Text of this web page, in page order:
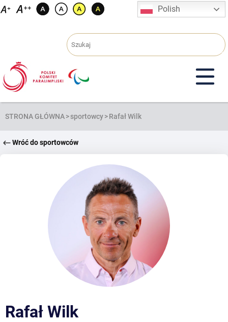
Przejdź
Polish
STRONA GŁÓWNA>sportowcy>Rafał Wilk
Wróć do sportowców
Rafał Wilk